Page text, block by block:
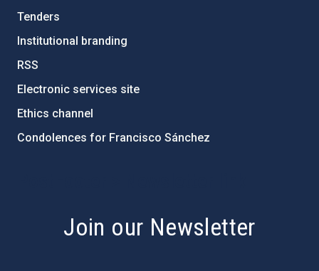
Tenders
Institutional branding
RSS
Electronic services site
Ethics channel
Condolences for Francisco Sánchez
Join our Newsletter